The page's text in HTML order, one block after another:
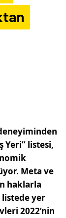
Yeri” listesi,
Meta ve
haklarla
listede yer
2022’nin